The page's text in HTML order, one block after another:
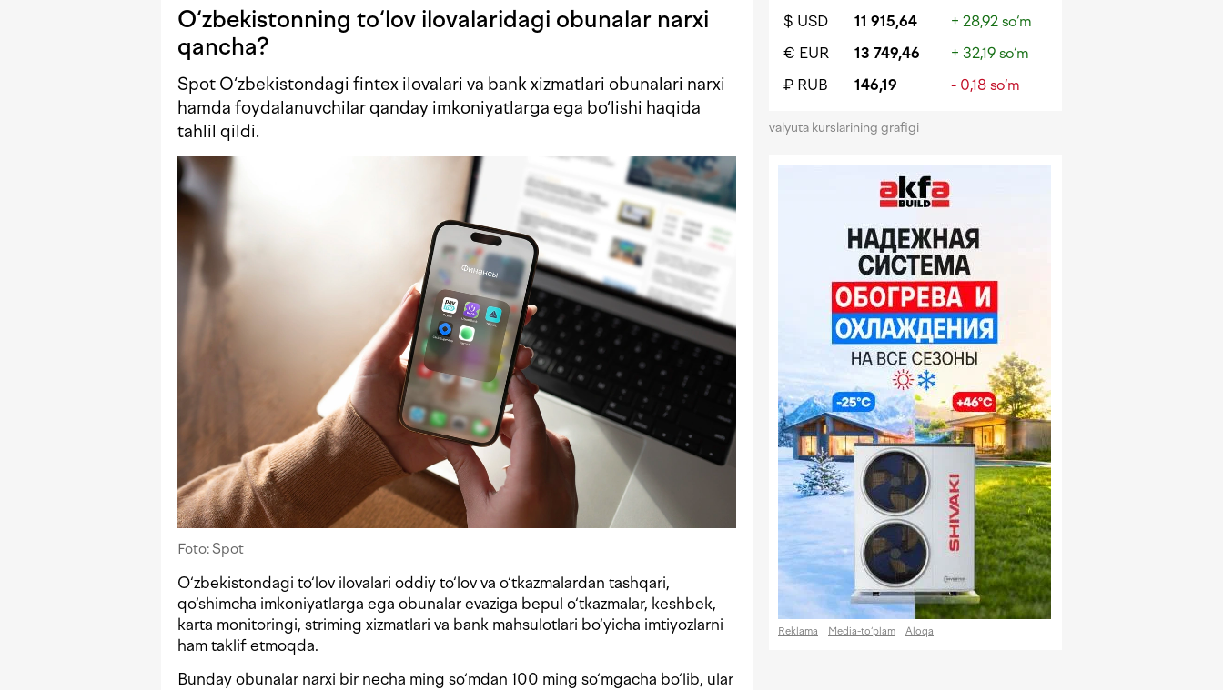
O‘zbekistonning to‘lov ilovalaridagi obunalar narxi
qancha?
Spot O‘zbekistondagi fintex ilovalari va bank xizmatlari obunalari narxi
hamda foydalanuvchilar qanday imkoniyatlarga ega bo‘lishi haqida
tahlil qildi.
Foto: Spot
O‘zbekistondagi to‘lov ilovalari oddiy to‘lov va o‘tkazmalardan tashqari,
qo‘shimcha imkoniyatlarga ega obunalar evaziga bepul o‘tkazmalar, keshbek,
karta monitoringi, striming xizmatlari va bank mahsulotlari bo‘yicha imtiyozlarni
ham taklif etmoqda.
Bunday obunalar narxi bir necha ming so‘mdan 100 ming so‘mgacha bo‘lib, ular
$ USD 11 915,64
+ 28,92 so‘m
€ EUR
13 749,46
+ 32,19 so‘m
₽ RUB
146,19 - 0,18 so‘m
valyuta kurslarining grafigi
Reklama Media-to‘plam Aloqa